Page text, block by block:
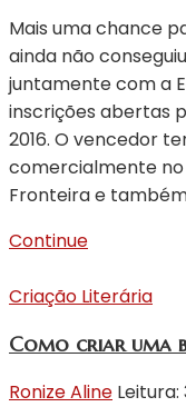
Mais uma chance
ainda não
juntamente com a
inscrições abertas
2016. O vencedor
comercialmente
Fronteira e
Continue
Criação Literária
Como criar uma
Ronize Aline Leitura: